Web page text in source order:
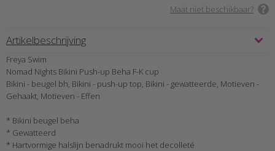
Maat niet beschikbaar?
Artikelbeschrijving
Freya Swim
Nomad Nights Bikini Push-up Beha F-K cup
Bikini - beugel bh, Bikini - push-up top, Bikini - gewatteerde, Motieven -
Gehaakt, Motieven - Effen
* Bikini beugel beha
* Gewatteerd
* Hartvormige halslijn benadrukt mooi het decolleté